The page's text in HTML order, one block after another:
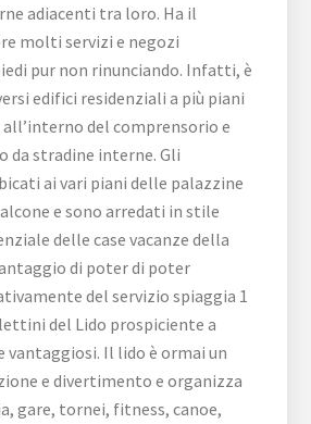
adiacenti tra loro. Ha il
molti servizi e negozi
pur non rinunciando. Infatti, è
edifici residenziali a più piani
all’interno del comprensorio e
da stradine interne. Gli
ai vari piani delle palazzine
e sono arredati in stile
delle case vacanze della
di poter di poter
del servizio spiaggia 1
del Lido prospiciente a
vantaggiosi. Il lido è ormai un
e divertimento e organizza
gare, tornei, fitness, canoe,